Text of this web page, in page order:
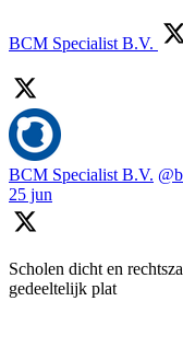
BCM Specialist B.V.
BCM Specialist B.V.
25 jun
Scholen dicht en
gedeeltelijk plat